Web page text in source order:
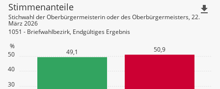
30
40
50
%
49,1 50,9
Stimmenanteile
Stichwahl der Oberbürgermeisterin oder des Oberbürgermeisters, 22.
März 2026
1051 - Briefwahlbezirk, Endgültiges Ergebnis
file_download